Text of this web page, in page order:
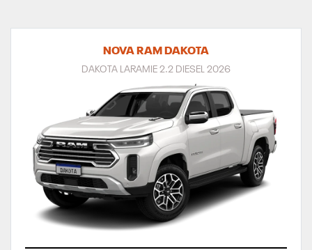
NOVA RAM DAKOTA
DAKOTA LARAMIE 2.2 DIESEL 2026